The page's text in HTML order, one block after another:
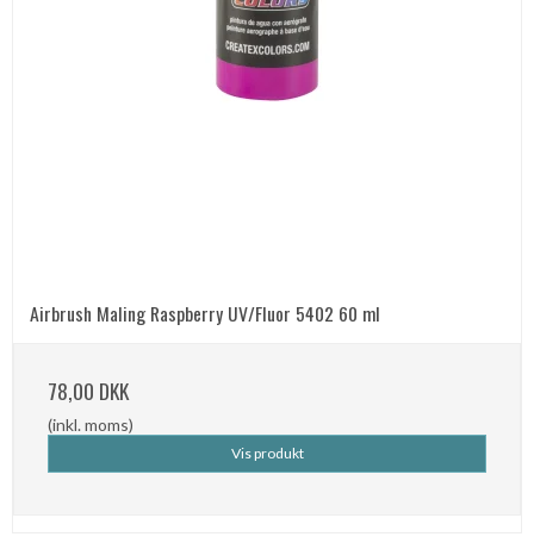
Airbrush Maling Raspberry UV/Fluor 5402 60 ml
78,00 DKK
(inkl. moms)
Vis produkt